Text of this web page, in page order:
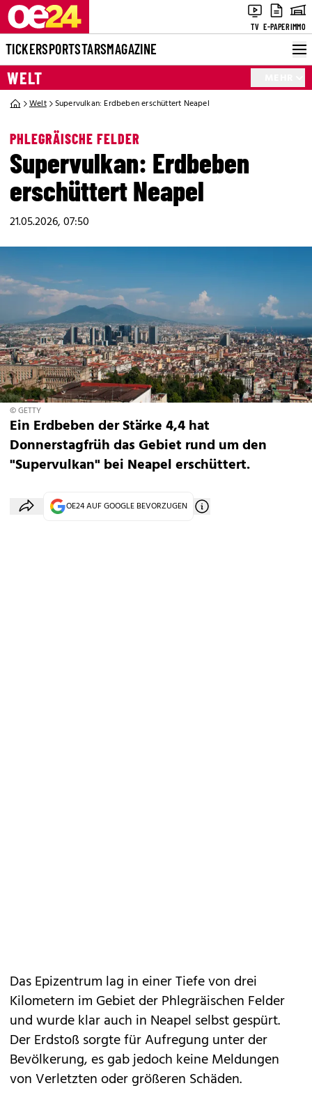
TV E-PAPERIMMO
TICKERSPORTSTARSMAGAZINE
WELT
Welt Supervulkan: Erdbeben erschüttert Neapel
PHLEGRÄISCHE FELDER
Supervulkan: Erdbeben
erschüttert Neapel
21.05.2026, 07:50
© GETTY
Ein Erdbeben der Stärke 4,4 hat
Donnerstagfrüh das Gebiet rund um den
"Supervulkan" bei Neapel erschüttert.
OE24 AUF GOOGLE BEVORZUGEN
Das Epizentrum lag in einer Tiefe von drei
Kilometern im Gebiet der Phlegräischen Felder
und wurde klar auch in Neapel selbst gespürt.
Der Erdstoß sorgte für Aufregung unter der
Bevölkerung, es gab jedoch keine Meldungen
von Verletzten oder größeren Schäden.